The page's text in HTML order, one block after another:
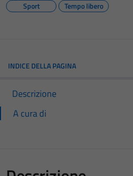
Sport Tempo libero
INDICE DELLA PAGINA
Descrizione
A cura di